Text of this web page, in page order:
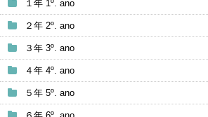
１年 1º. ano
２年 2º. ano
３年 3º. ano
４年 4º. ano
５年 5º. ano